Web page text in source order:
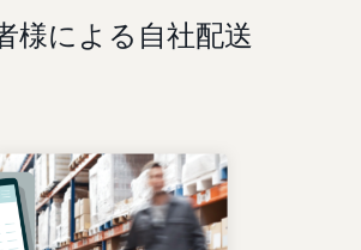
様による自社配送